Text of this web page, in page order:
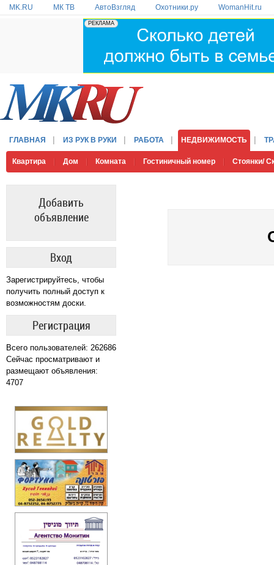
MK.RU МК ТВ АвтоВзгляд Охотники.ру WomanHit.ru
ГЛАВНАЯ ИЗ РУК В РУКИ РАБОТА НЕДВИЖИМОСТЬ
Квартира Дом Комната Гостиничный номер Стоянки/
Добавить
объявление
Вход
Зарегистрируйтесь, чтобы
получить полный доступ к
возможностям доски.
Регистрация
Всего пользователей: 262686
Сейчас просматривают и
размещают объявления:
4707